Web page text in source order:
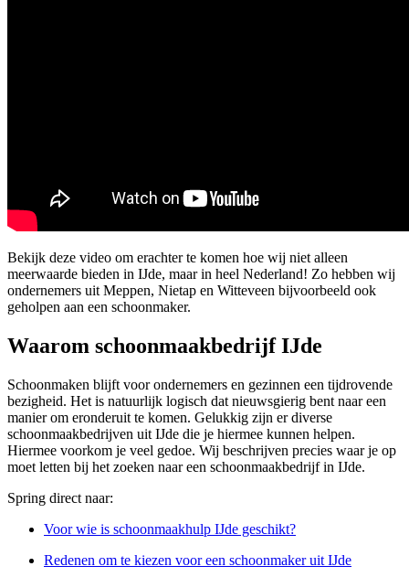
Bekijk deze video om erachter te komen hoe wij niet alleen
meerwaarde bieden in IJde, maar in heel Nederland! Zo hebben wij
ondernemers uit Meppen, Nietap en Witteveen bijvoorbeeld ook
geholpen aan een schoonmaker.
Waarom schoonmaakbedrijf IJde
Schoonmaken blijft voor ondernemers en gezinnen een tijdrovende
bezigheid. Het is natuurlijk logisch dat nieuwsgierig bent naar een
manier om eronderuit te komen. Gelukkig zijn er diverse
schoonmaakbedrijven uit IJde die je hiermee kunnen helpen.
Hiermee voorkom je veel gedoe. Wij beschrijven precies waar je op
moet letten bij het zoeken naar een schoonmaakbedrijf in IJde.
Spring direct naar:
Voor wie is schoonmaakhulp IJde geschikt?
Redenen om te kiezen voor een schoonmaker uit IJde